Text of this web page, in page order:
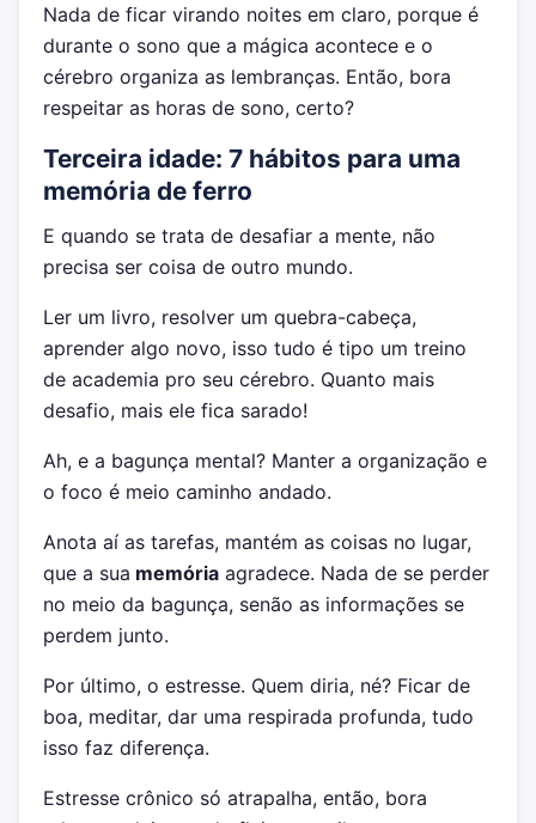
Nada de ficar virando noites em claro, porque é
durante o sono que a mágica acontece e o
cérebro organiza as lembranças. Então, bora
respeitar as horas de sono, certo?
Terceira idade: 7 hábitos para uma
memória de ferro
E quando se trata de desafiar a mente, não
precisa ser coisa de outro mundo.
Ler um livro, resolver um quebra-cabeça,
aprender algo novo, isso tudo é tipo um treino
de academia pro seu cérebro. Quanto mais
desafio, mais ele fica sarado!
Ah, e a bagunça mental? Manter a organização e
o foco é meio caminho andado.
Anota aí as tarefas, mantém as coisas no lugar,
que a sua memória agradece. Nada de se perder
no meio da bagunça, senão as informações se
perdem junto.
Por último, o estresse. Quem diria, né? Ficar de
boa, meditar, dar uma respirada profunda, tudo
isso faz diferença.
Estresse crônico só atrapalha, então, bora